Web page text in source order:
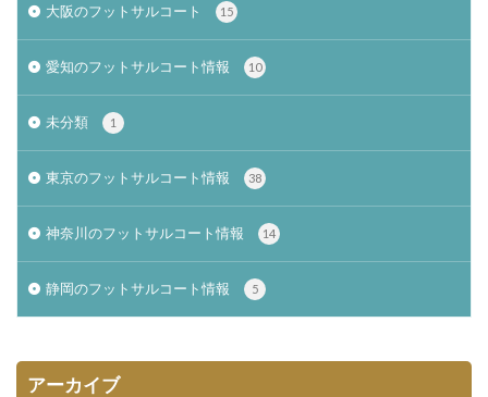
大阪のフットサルコート 15
愛知のフットサルコート情報 10
未分類 1
東京のフットサルコート情報 38
神奈川のフットサルコート情報 14
静岡のフットサルコート情報 5
アーカイブ